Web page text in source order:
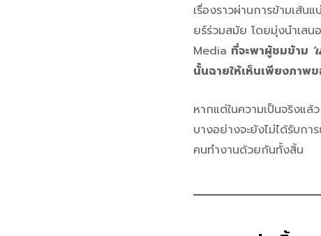
เรื่องราวผ่านการข้ามเส้
ยร์ร่วมสมัย โดยมุ่งนำเสน
Media ที่จะพาผู้ชมข้าม ‘
นั้นฉายให้เห็นเพียงภาพ
หากแต่ในความเป็นจริงแล้ว
บางอย่างจะยังไม่ได้รับก
คนทำงานด้วยกันทั้งสิ้น